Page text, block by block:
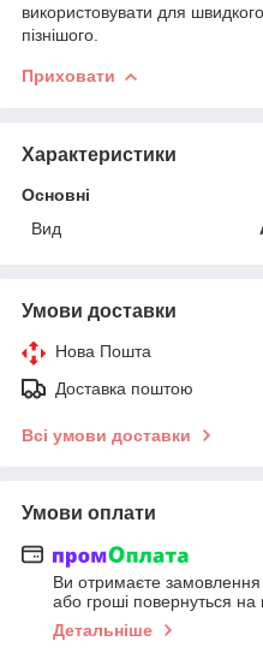
використовувати для
пізнішого.
Приховати
Характеристики
Основні
Вид
Умови доставки
Нова Пошта
Доставка поштою
Всі умови доставки
Умови оплати
Ви отримаєте замовлення
або гроші повернуться на
Детальніше